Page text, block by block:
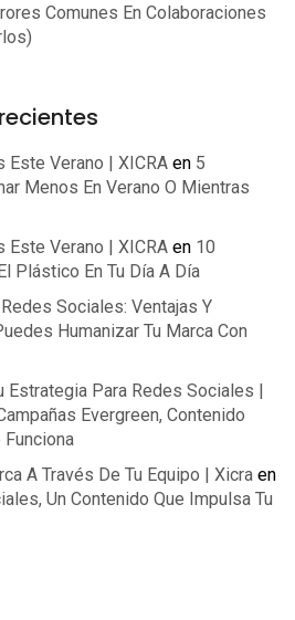
Comunes En Colaboraciones
Este Verano | XICRA en 5
Menos En Verano O Mientras
Este Verano | XICRA en 10
Plástico En Tu Día A Día
Sociales: Ventajas Y
Humanizar Tu Marca Con
Estrategia Para Redes Sociales |
Evergreen, Contenido
A Través De Tu Equipo | Xicra en
Un Contenido Que Impulsa Tu